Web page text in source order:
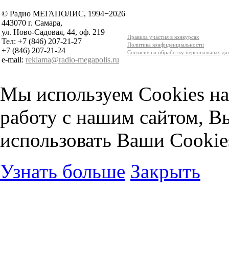
© Радио МЕГАПОЛИС, 1994−2026
443070 г. Самара,
ул. Ново-Садовая, 44, оф. 219
Тел: +7 (846) 207-21-27
+7 (846) 207-21-24
e-mail: reklama@radio-megapolis.ru
Правила участия в конкурсах
Политика конфиденциальности
Согласие на обработку персональных
Мы используем Cookies
работу с нашим сайтом,
использовать Ваши
Узнать больше Закрыть